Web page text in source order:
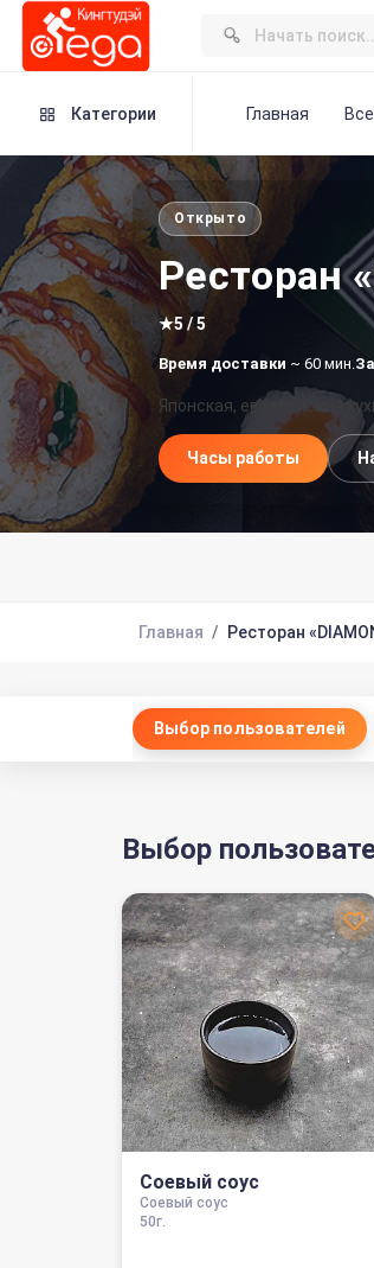
Категории Главная
Открыто
Ресторан
★5 / 5
Время доставки ~ 60 мин.
Японская, европейская
Часы работы
Главная Ресторан
Выбор пользователей
Выбор
Соевый соус
Соевый соус
50г.